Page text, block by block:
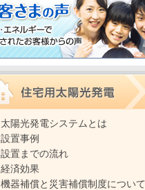
太陽光発電システムとは
設置事例
設置までの流れ
経済効果
機器補償と災害補償制度について